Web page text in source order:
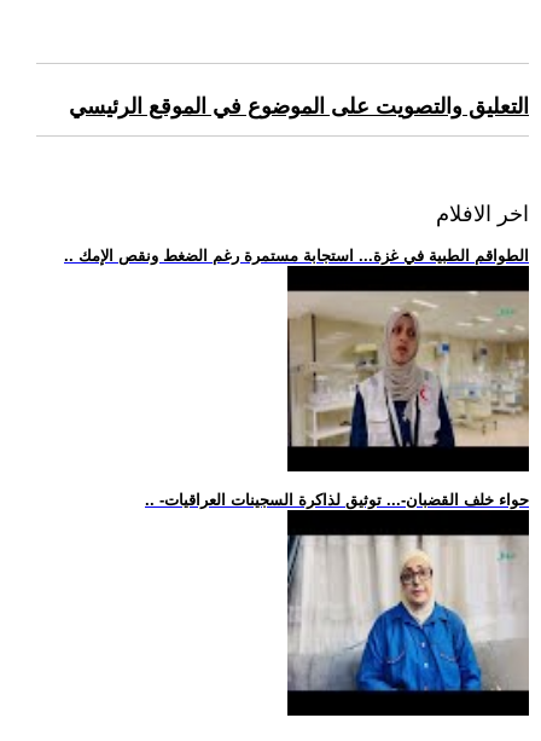
التعليق والتصويت على الموضوع في الموقع الرئيسي
اخر الافلام
.. الطواقم الطبية في غزة... استجابة مستمرة رغم الضغط ونقص الإمك
.. -حواء خلف القضبان-... توثيق لذاكرة السجينات العراقيات